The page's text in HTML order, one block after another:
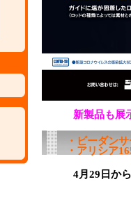
新製品も展
・ビーダン
・アリシア
4月29日か